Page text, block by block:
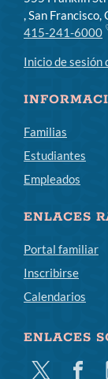
, San Francisco,
415-241-6000
Inicio de sesión
Familias
Estudiantes
Empleados
ENLACES
Portal familiar
Inscribirse
Calendarios
ENLACES
Gorjeo